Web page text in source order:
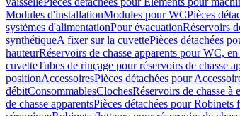
Modules d'installationModules pour WCPièces
systèmes d'alimentationPour évacuationRéservoirs
synthétiqueA fixer sur la cuvettePièces détachées
hauteurRéservoirs de chasse apparents pour WC,
cuvetteTubes de rinçage pour réservoirs de chasse
positionAccessoiresPièces détachées pour
débitConsommablesClochesRéservoirs de chasse à
de chasse apparentsPièces détachées pour Robinets